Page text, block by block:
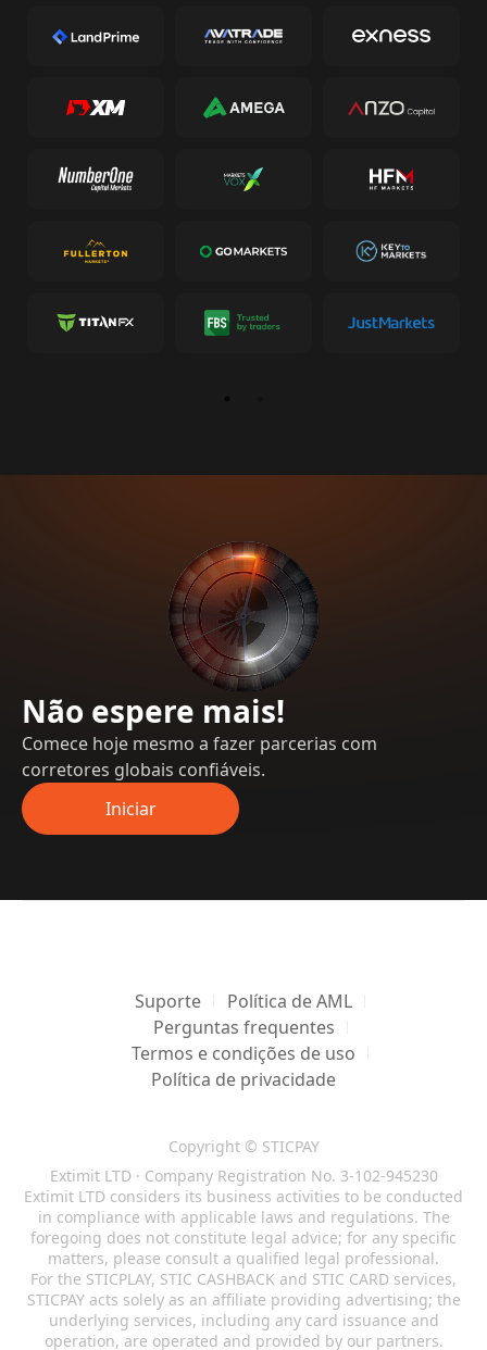
Não espere mais!
Comece hoje mesmo a fazer parcerias com
corretores globais confiáveis.
Iniciar
Suporte
Política de AML
Perguntas frequentes
Termos e condições de uso
Política de privacidade
Copyright © STICPAY
Extimit LTD · Company Registration No. 3-102-945230
Extimit LTD considers its business activities to be conducted
in compliance with applicable laws and regulations. The
foregoing does not constitute legal advice; for any specific
matters, please consult a qualified legal professional.
For the STICPLAY, STIC CASHBACK and STIC CARD services,
STICPAY acts solely as an affiliate providing advertising; the
underlying services, including any card issuance and
operation, are operated and provided by our partners.